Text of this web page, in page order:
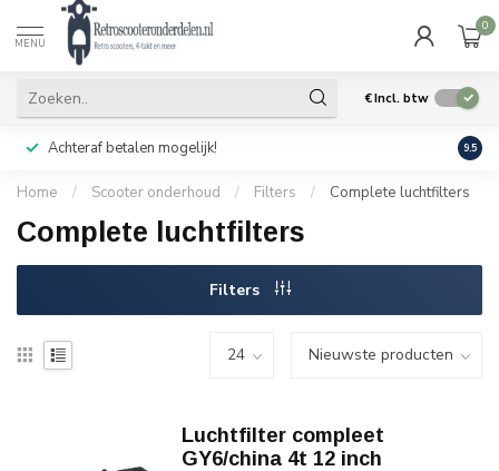
MENU
0
€Incl. btw
Achteraf betalen mogelijk! Geen
9.5
Home / Scooter onderhoud / Filters / Complete luchtfilters
Complete luchtfilters
Filters
Luchtfilter compleet
GY6/china 4t 12 inch